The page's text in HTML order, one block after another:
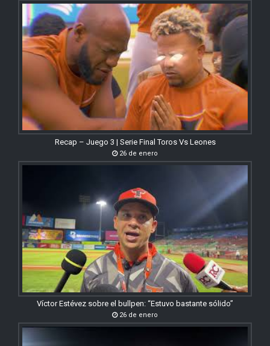
Recap – Juego 3 | Serie Final Toros Vs Leones
26 de enero
Víctor Estévez sobre el bullpen: “Estuvo bastante sólido”
26 de enero